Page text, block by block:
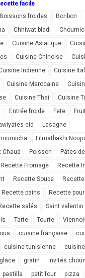
facile
Boissons froides Bonbon
Chhiwat bladi
Cuisine Asiatique
Cuisine Chinoise
Indienne
Cuisine
Cuisine Marocaine
Cuisine Thai Cuisine
Entrée froide Fete
eid
Lasagne
Lilmatbakhi
Chaud Poisson Pâtes
Recette Fromage
Recette
Recette Soupe
Recette pains
Recette
salés Saint valentin
Tarte Tourte
cuisine française
cuisine tunisienne
glace gratin invités
pastilla petit four pizza